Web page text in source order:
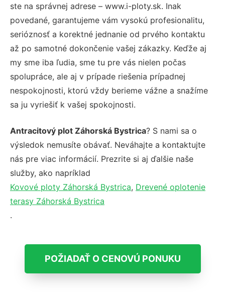
ste na správnej adrese – www.i-ploty.sk. Inak
povedané, garantujeme vám vysokú profesionalitu,
serióznosť a korektné jednanie od prvého kontaktu
až po samotné dokončenie vašej zákazky. Keďže aj
my sme iba ľudia, sme tu pre vás nielen počas
spolupráce, ale aj v prípade riešenia prípadnej
nespokojnosti, ktorú vždy berieme vážne a snažíme
sa ju vyriešiť k vašej spokojnosti.
Antracitový plot Záhorská Bystrica? S nami sa o
výsledok nemusíte obávať. Neváhajte a kontaktujte
nás pre viac informácií. Prezrite si aj ďalšie naše
služby, ako napríklad
Kovové ploty Záhorská Bystrica, Drevené oplotenie
terasy Záhorská Bystrica
.
POŽIADAŤ O CENOVÚ PONUKU